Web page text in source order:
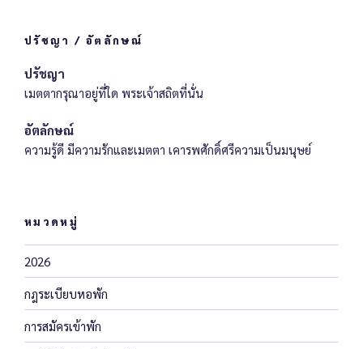
ปรัชญา / อัตลักษณ์
ปรัชญา
เมตตากรุณาอยู่ที่ใด พระเจ้าสถิตที่นั่น
อัตลักษณ์
ความรู้ดี มีความรักและเมตตา เคารพศักดิ์ศรีความเป็นมนุษย์
หมวดหมู่
2026
กฎระเบียบหอพัก
การสมัครเข้าพัก